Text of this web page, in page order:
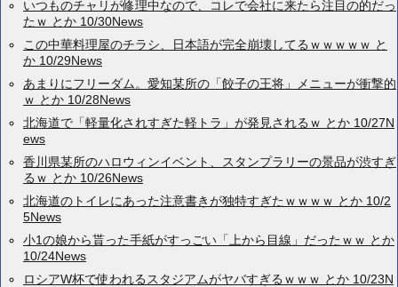
いつものチャリが修理中なので、コレで会社に来たら注目の的だっ
たｗ とか 10/30News
この中華料理屋のチラシ、日本語が完全崩壊してるｗｗｗｗｗ と
か 10/29News
あまりにフリーダム。愛知某所の「餃子の王将」メニューが衝撃的
ｗ とか 10/28News
北海道で「軽量化されすぎた軽トラ」が発見されるｗ とか 10/27N
ews
香川県某所のハロウィンイベント、スタンプラリーの景品が渋すぎ
るｗ とか 10/26News
北海道のトイレにあった注意書きが独特すぎたｗｗｗｗ とか 10/2
5News
小1の娘から貰った手紙がすっごい「上から目線」だったｗｗ とか
10/24News
ロシアW杯で使われるスタジアムがヤバすぎるｗｗｗ とか 10/23N